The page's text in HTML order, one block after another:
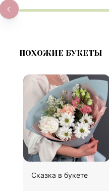
ПОХОЖИЕ БУКЕТЫ
Сказка в букете